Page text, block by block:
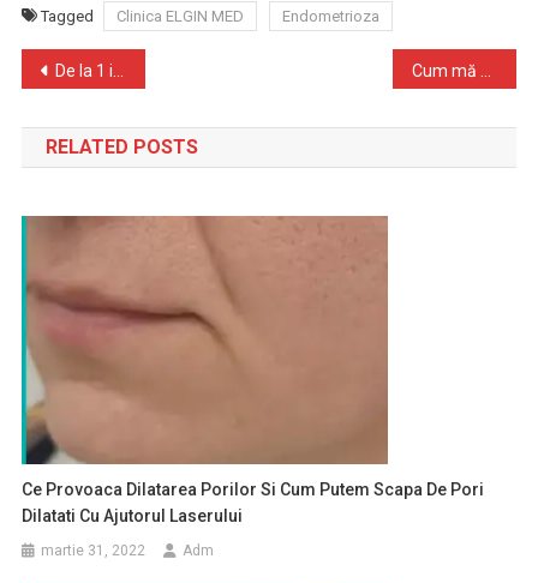
Tagged Clinica ELGIN MED Endometrioza
Navigare
în
articole
De la 1 ianuarie 2023 se pot acorda medicamente compensate cu 90% pentru asigurații cu pensie de până la 1608 lei Cum mă pregătesc pentru protezarea șoldului
RELATED POSTS
Ce Provoaca Dilatarea Porilor Si Cum Putem Scapa De Pori
Dilatati Cu Ajutorul Laserului
martie 31, 2022 Adm